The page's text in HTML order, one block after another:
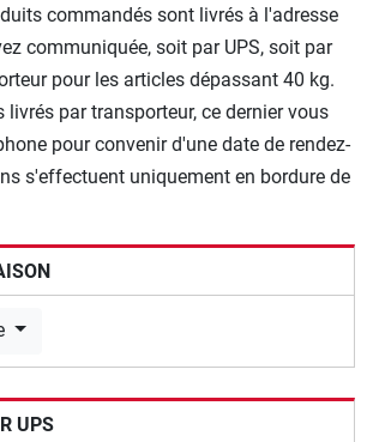
commandés sont livrés à l'adresse
communiquée, soit par UPS, soit par
pour les articles dépassant 40 kg.
livrés par transporteur, ce dernier vous
pour convenir d'une date de rendez-
s'effectuent uniquement en bordure de
UPS